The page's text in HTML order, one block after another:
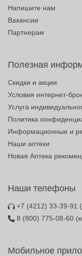
Напишите нам
Вакансии
Партнерам
Полезная
Скидки и акции
Условия интернет-
Услуга
Политика
Информационные и
Наши аптеки
Новая Аптека
Наши телефоны
+7 (4212) 33-39-91
8 (800) 775-08-60
Мобильное